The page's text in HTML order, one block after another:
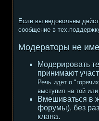
Если вы недовольны
сообщение в
Модераторы не
Модерировать
принимают
Речь идет о
выступил на той
Вмешиваться в
форумы), без
клана.